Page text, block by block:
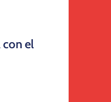
el